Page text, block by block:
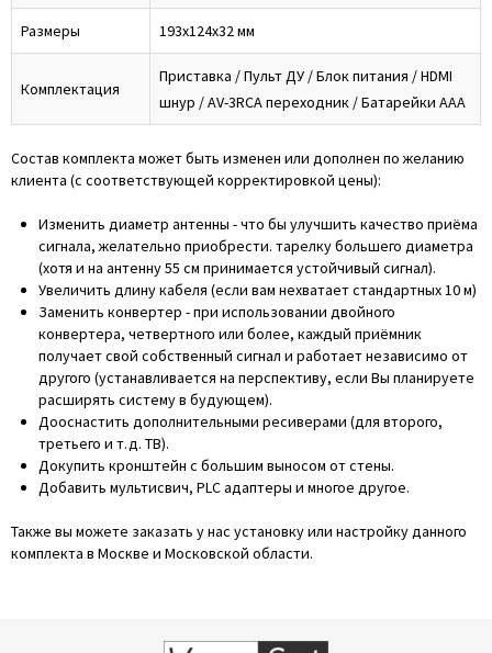
Размеры 193x124x32 мм
Комплектация
Приставка / Пульт ДУ / Блок питания / HDMI
шнур / AV-3RCA переходник / Батарейки ААА
Состав комплекта может быть изменен или дополнен по желанию
клиента (с соответствующей корректировкой цены):
Изменить диаметр антенны - что бы улучшить качество приёма
сигнала, желательно приобрести. тарелку большего диаметра
(хотя и на антенну 55 см принимается устойчивый сигнал).
Увеличить длину кабеля (если вам нехватает стандартных 10 м)
Заменить конвертер - при использовании двойного
конвертера, четвертного или более, каждый приёмник
получает свой собственный сигнал и работает независимо от
другого (устанавливается на перспективу, если Вы планируете
расширять систему в будующем).
Дооснастить дополнительными ресиверами (для второго,
третьего и т.д. ТВ).
Докупить кронштейн с большим выносом от стены.
Добавить мультисвич, PLC адаптеры и многое другое.
Также вы можете заказать у нас установку или настройку данного
комплекта в Москве и Московской области.